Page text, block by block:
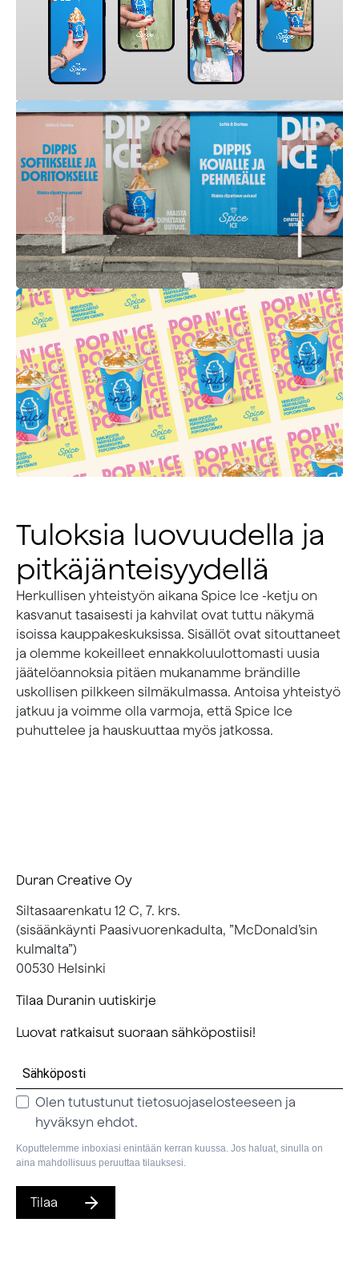
Tuloksia luovuudella ja
pitkäjänteisyydellä
Herkullisen yhteistyön aikana Spice Ice -ketju on
kasvanut tasaisesti ja kahvilat ovat tuttu näkymä
isoissa kauppakeskuksissa. Sisällöt ovat sitouttaneet
ja olemme kokeilleet ennakkoluulottomasti uusia
jäätelöannoksia pitäen mukanamme brändille
uskollisen pilkkeen silmäkulmassa. Antoisa yhteistyö
jatkuu ja voimme olla varmoja, että Spice Ice
puhuttelee ja hauskuuttaa myös jatkossa.
Duran Creative Oy
Siltasaarenkatu 12 C, 7. krs.
(sisäänkäynti Paasivuorenkadulta, ”McDonald’sin
kulmalta”)
00530 Helsinki
Tilaa Duranin uutiskirje
Luovat ratkaisut suoraan sähköpostiisi!
Olen tutustunut tietosuojaselosteeseen ja
hyväksyn ehdot.
Koputtelemme inboxiasi enintään kerran kuussa. Jos haluat, sinulla on
aina mahdollisuus peruuttaa tilauksesi.
Tilaa